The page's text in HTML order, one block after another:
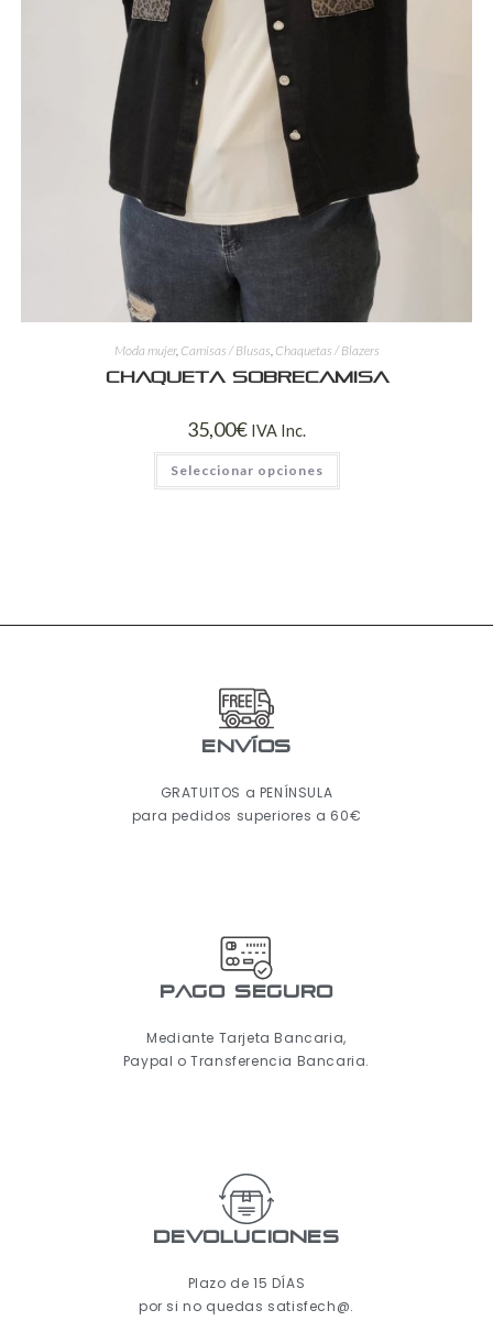
Moda mujer, Camisas / Blusas, Chaquetas / Blazers
Chaqueta sobrecamisa
35,00€ IVA Inc.
Seleccionar opciones
ENVÍOS
GRATUITOS a PENÍNSULA
para pedidos superiores a 60€
pago seguro
Mediante Tarjeta Bancaria,
Paypal o Transferencia Bancaria.
Devoluciones
Plazo de 15 DÍAS
por si no quedas satisfech@.